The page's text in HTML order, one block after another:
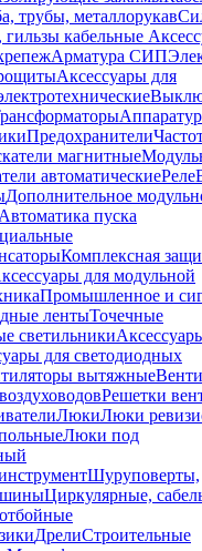
трубы, металлорукав
кабельные
Арматура СИП
Аксессуары для
Предохранители
магнитные
автоматическиеРеле
Дополнительное
Автоматика пуска
Комплексная
для модульной
Промышленное и
лентыТочечные
светильники
для светодиодных
вытяжные
Решетки
ЛюкиЛюки
Люки под
Шуруповерты,
Циркулярные,
ДрелиСтроительные